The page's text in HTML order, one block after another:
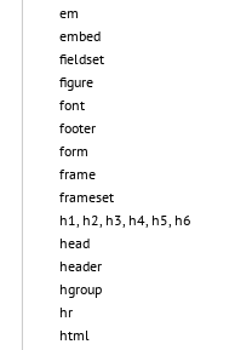
em
embed
fieldset
figure
font
footer
form
frame
frameset
h1, h2, h3, h4, h5, h6
head
header
hgroup
hr
html